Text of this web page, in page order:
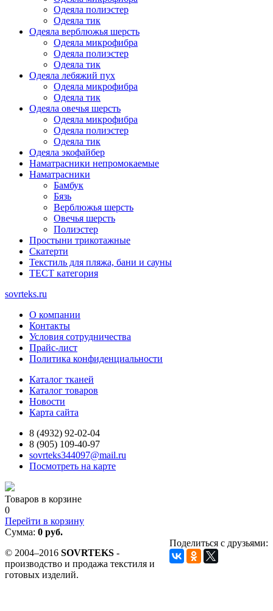
Одеяла полиэстер
Одеяла тик
Одеяла верблюжья шерсть
Одеяла микрофибра
Одеяла полиэстер
Одеяла тик
Одеяла лебяжий пух
Одеяла микрофибра
Одеяла тик
Одеяла овечья шерсть
Одеяла микрофибра
Одеяла полиэстер
Одеяла тик
Одеяла экофайбер
Наматрасники непромокаемые
Наматрасники
Бамбук
Бязь
Верблюжья шерсть
Овечья шерсть
Полиэстер
Простыни трикотажные
Скатерти
Текстиль для пляжа, бани и сауны
ТЕСТ категория
sovrteks.ru
О компании
Контакты
Условия сотрудничества
Прайс-лист
Политика конфиденциальности
Каталог тканей
Каталог товаров
Новости
Карта сайта
8 (4932) 92-02-04
8 (905) 109-40-97
sovrteks344097@mail.ru
Посмотреть на карте
Товаров в корзине
0
Перейти в корзину
Сумма: 0 руб.
Поделиться с друзьями:
© 2004–2016 SOVRTEKS -
производство и продажа текстиля и
готовых изделий.